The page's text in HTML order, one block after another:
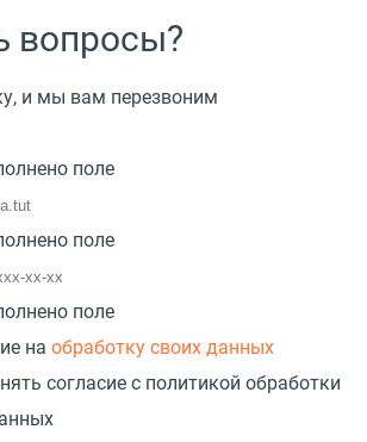
вопросы?
и мы вам перезвоним
поле
поле
поле
на обработку своих данных
согласие с политикой обработки